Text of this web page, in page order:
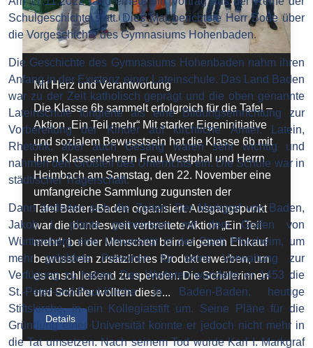
Mit Herz und Verantwortung
Die Klasse 6b sammelt erfolgreich für die Tafel –
Aktion „Ein Teil mehr“ Mit starker Eigeninitiative
und sozialem Bewusstsein hat die Klasse 6b mit
ihren Klassenlehrern Frau Westphal und Herrn
Heimbach am Samstag, den 22. November eine
umfangreiche Sammlung zugunsten der
Tafel Baden-Baden organisiert. Ausgangspunkt
war die bundesweit verbreitete Aktion „Ein Teil
mehr“, bei der Menschen beim eigenen Einkauf
bewusst ein zusätzliches Produkt erwerben, um
es anschließend zu spenden. Die Schülerinnen
und Schüler wollten diese...
Details
Schulgeschichte statt. Dies Mal berichtete Herr Bode über
die Vorgeschichte des Gymnasiums Hohenbaden.
Die Geschichte des Gymnasiums Hohenbaden nahm ihren
Anfang in der Existenz einer Lateinschule. Das Land Baden
war zu der Zeit katholisch geprägt und die oben genannte
Lateinschule fungierte als eine Bildungseinrichtung zur
Vorbereitung der Kinder auf kirchliche Ämter. Latein,
Rhetorik, aber auch Gesang waren sehr wichtig und
nahmen den Großteil des Unterrichts ein. Die Schule war in
städtischer Trägerschaft.
Dann änderten sich die Zeiten. Der Markgraf von Baden,
Jakob I., plante gemeinsam mit dem Grafen von
Württemberg eine Universität in der Stadt Pforzheim, um
mehr gebildete Personen für seine Verwaltung zur
Verfügung zu haben. Des Weiteren wandelte er 1453 die
St.-Peter-und-Paul-Kirche in Baden-Baden, heutige
Stiftskirche, in ein Kollegiatstift um. Seine Pläne für die
Gründung einer Universität konnte er jedoch nicht mehr in
die Tat umsetzen. Nach seinem Tod wurde Karl I. Markgraf